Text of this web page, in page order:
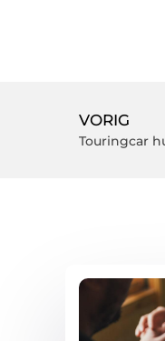
VORIG
Touringcar